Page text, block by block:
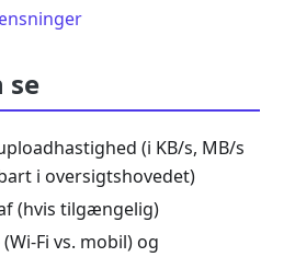
se
(i KB/s, MB/s
i oversigtshovedet)
(hvis tilgængelig)
Fi vs. mobil) og